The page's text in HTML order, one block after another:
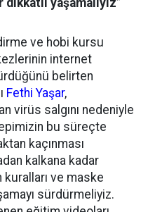
yaşamalıyız”
ve hobi kursu
internet
belirten
Fethi Yaşar,
virüs salgını nedeniyle
bu süreçte
kaçınması
kalkana kadar
ve maske
sürdürmeliyiz.